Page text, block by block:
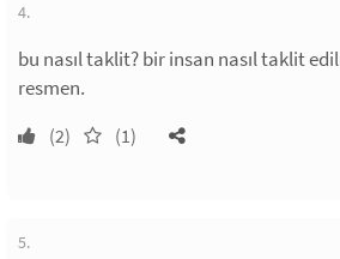
4.
bu nasıl taklit? bir insan nasıl taklit
resmen.
(2) (1)
5.